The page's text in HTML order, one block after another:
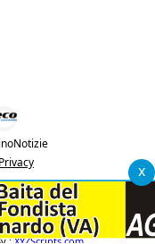
x
Privacy
al Registro Stampa del
29/6/2017"
:XYZScripts.com